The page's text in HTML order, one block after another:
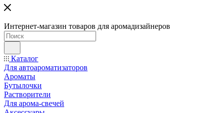
Интернет-магазин товаров для аромадизайнеров
Каталог
Для автоароматизаторов
Ароматы
Бутылочки
Растворители
Для арома-свечей